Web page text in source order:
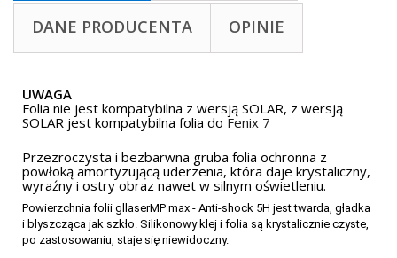
DANE PRODUCENTA OPINIE
UWAGA
Folia nie jest kompatybilna z wersją SOLAR, z wersją
SOLAR jest kompatybilna folia do Fenix 7
Przezroczysta i bezbarwna gruba folia ochronna z
powłoką amortyzującą uderzenia, która daje krystaliczny,
wyraźny i ostry obraz nawet w silnym oświetleniu.
Powierzchnia folii gllaserMP max - Anti-shock 5H jest twarda, gładka
i błyszcząca jak szkło. Silikonowy klej i folia są krystalicznie czyste,
po zastosowaniu, staje się niewidoczny.